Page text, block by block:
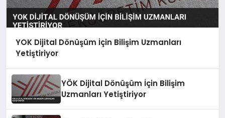
YOK Dijital Dönüşüm İçin Bilişim Uzmanları
Yetiştiriyor
YÖK Dijital Dönüşüm İçin Bilişim
Uzmanları Yetiştiriyor